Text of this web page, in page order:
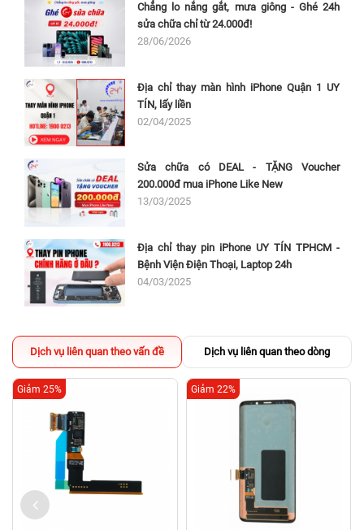
Chẳng lo nắng gắt, mưa giông - Ghé 24h
sửa chữa chỉ từ 24.000đ!
28/06/2026
Địa chỉ thay màn hình iPhone Quận 1 UY
TÍN, lấy liền
02/04/2025
Sửa chữa có DEAL - TẶNG Voucher
200.000đ mua iPhone Like New
13/03/2025
Địa chỉ thay pin iPhone UY TÍN TPHCM -
Bệnh Viện Điện Thoại, Laptop 24h
04/03/2025
Dịch vụ liên quan theo vấn đề Dịch vụ liên quan theo dòng
Giảm 25% Giảm 22%